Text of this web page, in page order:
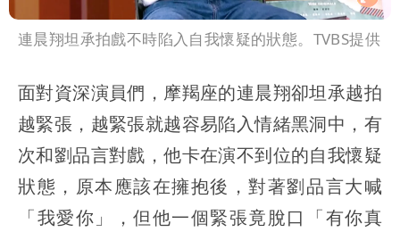
連晨翔坦承拍戲不時陷入自我懷疑的狀態。TVBS提供
面對資深演員們，摩羯座的連晨翔卻坦承越拍
越緊張，越緊張就越容易陷入情緒黑洞中，有
次和劉品言對戲，他卡在演不到位的自我懷疑
狀態，原本應該在擁抱後，對著劉品言大喊
「我愛你」，但他一個緊張竟脫口「有你真